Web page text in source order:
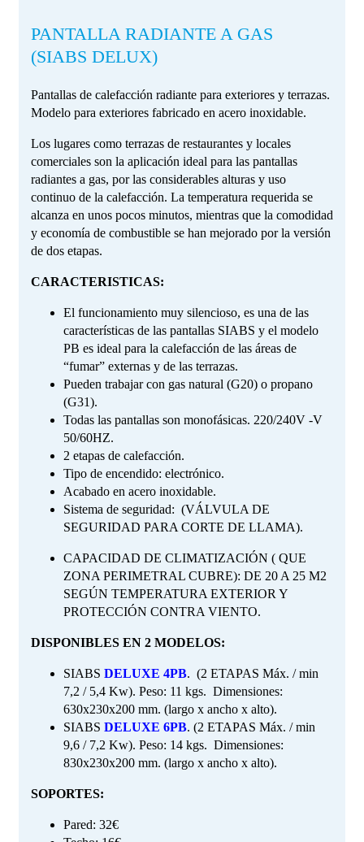
PANTALLA RADIANTE A GAS
(SIABS DELUX)
Pantallas de calefacción radiante para exteriores y terrazas.
Modelo para exteriores fabricado en acero inoxidable.
Los lugares como terrazas de restaurantes y locales
comerciales son la aplicación ideal para las pantallas
radiantes a gas, por las considerables alturas y uso
continuo de la calefacción. La temperatura requerida se
alcanza en unos pocos minutos, mientras que la comodidad
y economía de combustible se han mejorado por la versión
de dos etapas.
CARACTERISTICAS:
El funcionamiento muy silencioso, es una de las
características de las pantallas SIABS y el modelo
PB es ideal para la calefacción de las áreas de
“fumar” externas y de las terrazas.
Pueden trabajar con gas natural (G20) o propano
(G31).
Todas las pantallas son monofásicas. 220/240V -V
50/60HZ.
2 etapas de calefacción.
Tipo de encendido: electrónico.
Acabado en acero inoxidable.
Sistema de seguridad: (VÁLVULA DE
SEGURIDAD PARA CORTE DE LLAMA).
CAPACIDAD DE CLIMATIZACIÓN ( QUE
ZONA PERIMETRAL CUBRE): DE 20 A 25 M2
SEGÚN TEMPERATURA EXTERIOR Y
PROTECCIÓN CONTRA VIENTO.
DISPONIBLES EN 2 MODELOS:
SIABS DELUXE 4PB. (2 ETAPAS Máx. / min
7,2 / 5,4 Kw). Peso: 11 kgs. Dimensiones:
630x230x200 mm. (largo x ancho x alto).
SIABS DELUXE 6PB. (2 ETAPAS Máx. / min
9,6 / 7,2 Kw). Peso: 14 kgs. Dimensiones:
830x230x200 mm. (largo x ancho x alto).
SOPORTES:
Pared: 32€